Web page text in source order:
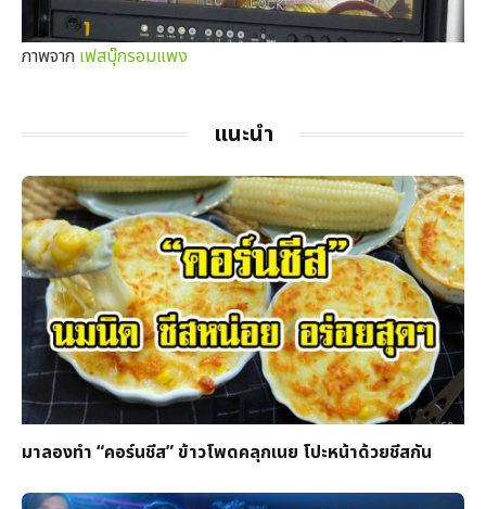
ภาพจาก เฟสบุ๊กรอมแพง
แนะนำ
มาลองทำ “คอร์นชีส” ข้าวโพดคลุกเนย โปะหน้าด้วยชีสกัน